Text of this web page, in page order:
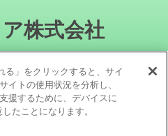
株式会社
る」をクリックすると、サイ
イトの使用状況を分析し、
援するために、デバイスに
たことになります。